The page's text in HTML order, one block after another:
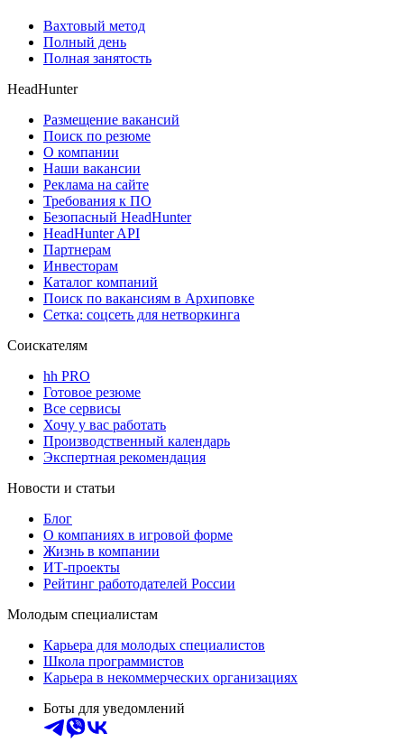
Вахтовый метод
Полный день
Полная занятость
HeadHunter
Размещение вакансий
Поиск по резюме
О компании
Наши вакансии
Реклама на сайте
Требования к ПО
Безопасный HeadHunter
HeadHunter API
Партнерам
Инвесторам
Каталог компаний
Поиск по вакансиям в Архиповке
Сетка: соцсеть для нетворкинга
Соискателям
hh PRO
Готовое резюме
Все сервисы
Хочу у вас работать
Производственный календарь
Экспертная рекомендация
Новости и статьи
Блог
О компаниях в игровой форме
Жизнь в компании
ИТ-проекты
Рейтинг работодателей России
Молодым специалистам
Карьера для молодых специалистов
Школа программистов
Карьера в некоммерческих организациях
Боты для уведомлений